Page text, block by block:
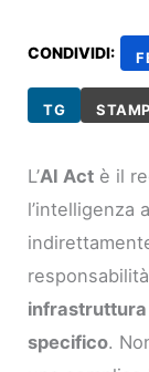
CONDIVIDI:
TG
L’AI Act è il
l’intelligenza
infrastruttura
specifico.